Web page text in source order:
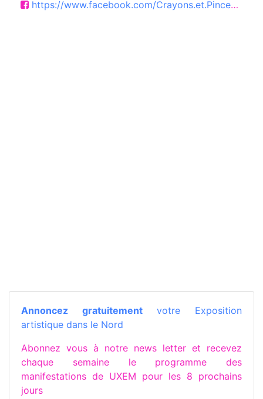
https://www.facebook.com/Crayons.et.Pinceaux.Uxem
Annoncez gratuitementvotre Exposition
artistique dans le Nord
Abonnez vous à notre news letter et recevez
chaque semaine le programme des
manifestations de UXEM pour les 8 prochains
jours